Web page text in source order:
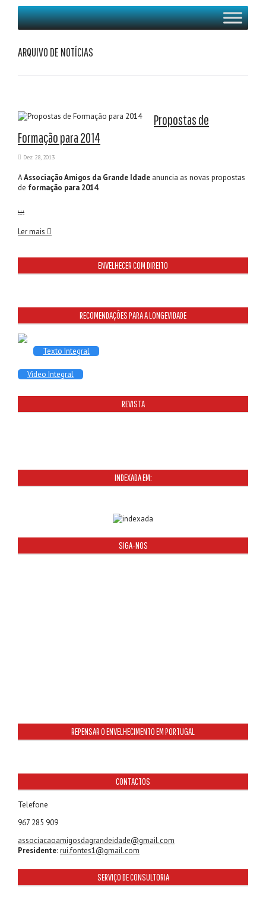
ARQUIVO DE NOTÍCIAS
Propostas de
Formação para 2014
Dez 28, 2013
AAssociação Amigos da Grande Idade anuncia as novas propostas
de formação para 2014.
…
Ler mais
ENVELHECER COM DIREITO
RECOMENDAÇÕES PARA A LONGEVIDADE
Texto Integral
Video Integral
REVISTA
INDEXADA EM:
SIGA-NOS
REPENSAR O ENVELHECIMENTO EM PORTUGAL
CONTACTOS
Telefone
967 285 909
associacaoamigosdagrandeidade@gmail.com
Presidente:rui.fontes1@gmail.com
SERVIÇO DE CONSULTORIA